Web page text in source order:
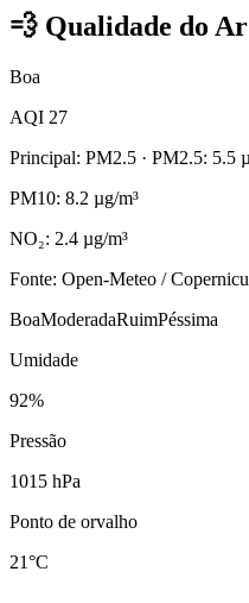
💨 Qualidade do Ar
Boa
AQI 27
Principal: PM2.5 · PM2.5: 5.5
PM10: 8.2 µg/m³
NO₂: 2.4 µg/m³
Fonte: Open-Meteo /
BoaModeradaRuimPéssima
Umidade
92%
Pressão
1015 hPa
Ponto de orvalho
21°C